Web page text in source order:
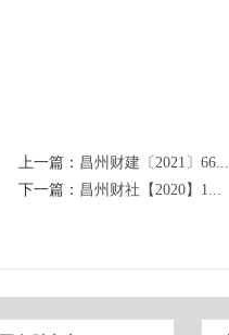
上一篇： 昌州财建〔2021〕66...
下一篇： 昌州财社【2020】1...